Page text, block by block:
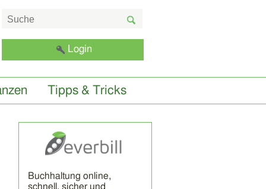
Login
Tipps & Tricks
Buchhaltung online,
schnell, sicher und